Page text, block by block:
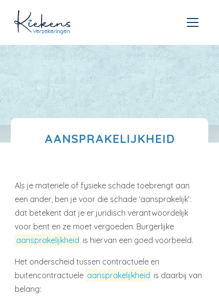
AANSPRAKELIJKHEID
Als je materiële of fysieke schade toebrengt aan
een ander, ben je voor die schade ‘aansprakelijk’:
dat betekent dat je er juridisch verantwoordelijk
voor bent en ze moet vergoeden. Burgerlijke
aansprakelijkheid is hiervan een goed voorbeeld.
Het onderscheid tussen contractuele en
buitencontractuele aansprakelijkheid is daarbij van
belang: